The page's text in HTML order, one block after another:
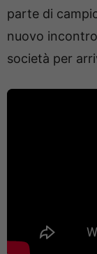
parte di
nuovo
società per